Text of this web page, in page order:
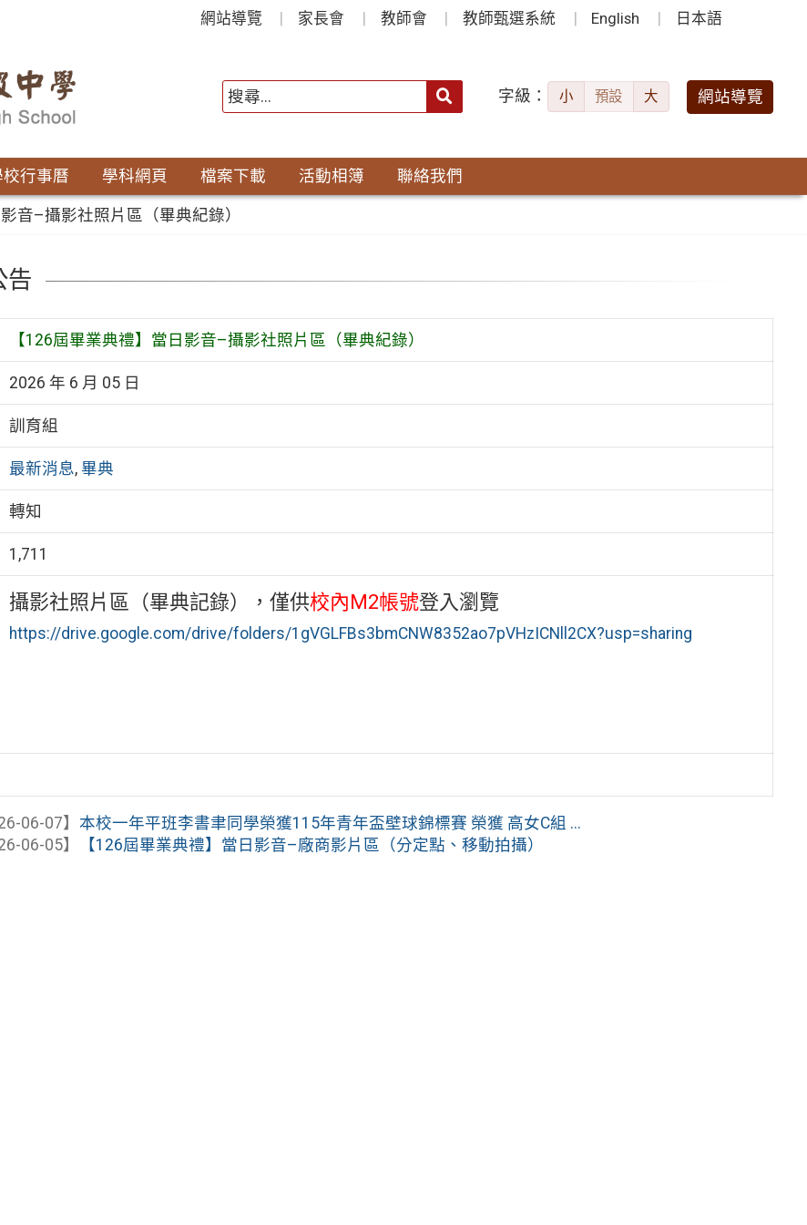
網站導覽 家長會 教師會 教師甄選系統 English 日本語
字級： 小 預設 大 網站導覽
校行事曆 學科網頁 檔案下載 活動相簿 聯絡我們
音–攝影社照片區（畢典紀錄）
告
【126屆畢業典禮】當日影音–攝影社照片區（畢典紀錄）
2026 年 6 月 05 日
訓育組
最新消息, 畢典
轉知
1,711
攝影社照片區（畢典記錄），僅供校內M2帳號登入瀏覽
https://drive.google.com/drive/folders/1gVGLFBs3bmCNW8352ao7pVHzICNll2CX?usp=sharing
06-07】本校一年平班李書聿同學榮獲115年青年盃壁球錦標賽 榮獲 高女C組 ...
06-05】
【126屆畢業典禮】當日影音–廠商影片區（分定點、移動拍攝）